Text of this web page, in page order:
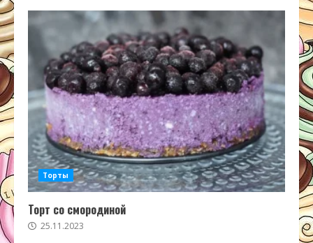
Торты
Торт со смородиной
25.11.2023